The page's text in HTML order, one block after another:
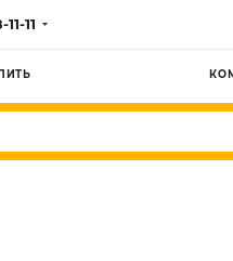
11